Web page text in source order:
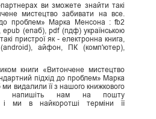
ви зможете знайти такі
мистецтво забивати на все.
до проблем» Марка Менсона : fb2
(епаб), pdf (пдф) українською
пристрої як - електронна книга,
айфон, ПК (комп'ютер),
книги «Витончене мистецтво
підхід до проблем» Марка
видалили її з нашого книжкового
напишіть нам на пошту
і ми в найкоротші терміни її